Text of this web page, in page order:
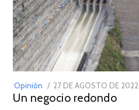
Opinión
POSTED
ON
27 DE AGOSTO DE 2022
Un negocio redondo